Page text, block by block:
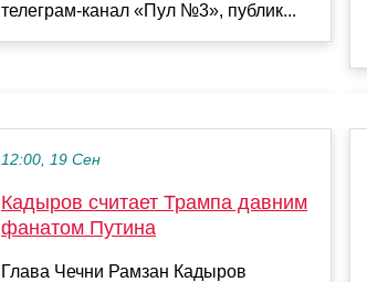
телеграм-канал «Пул №3», публик...
12:00, 19 Сен
Кадыров считает Трампа давним
фанатом Путина
Глава Чечни Рамзан Кадыров